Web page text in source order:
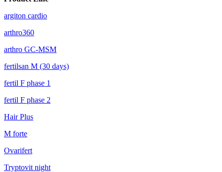
argiton cardio
arthro360
arthro GC-MSM
fertilsan M (30 days)
fertil F phase 1
fertil F phase 2
Hair Plus
M forte
Ovarifert
Tryptovit night